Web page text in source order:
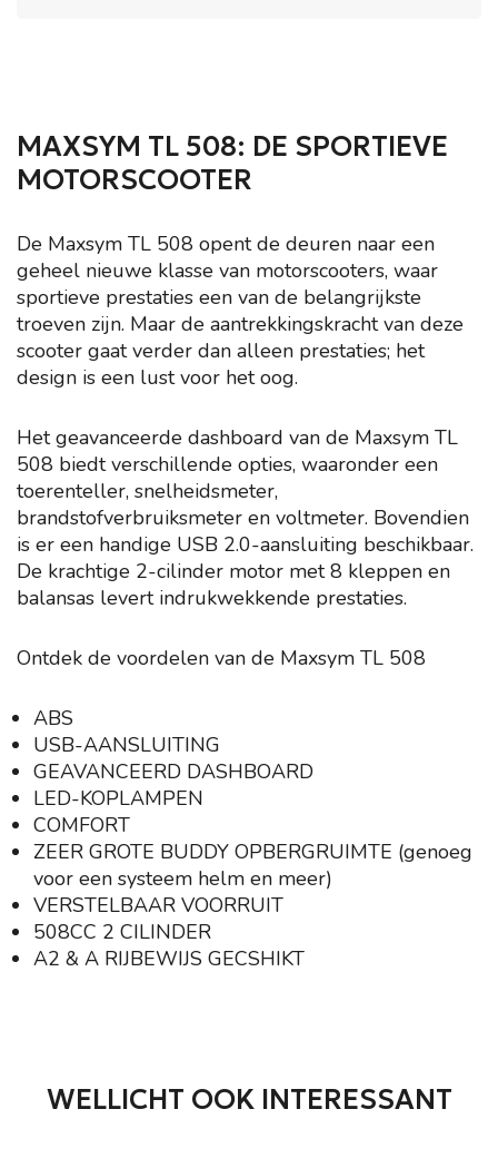
MAXSYM TL 508: DE SPORTIEVE
MOTORSCOOTER
De Maxsym TL 508 opent de deuren naar een
geheel nieuwe klasse van motorscooters, waar
sportieve prestaties een van de belangrijkste
troeven zijn. Maar de aantrekkingskracht van deze
scooter gaat verder dan alleen prestaties; het
design is een lust voor het oog.
Het geavanceerde dashboard van de Maxsym TL
508 biedt verschillende opties, waaronder een
toerenteller, snelheidsmeter,
brandstofverbruiksmeter en voltmeter. Bovendien
is er een handige USB 2.0-aansluiting beschikbaar.
De krachtige 2-cilinder motor met 8 kleppen en
balansas levert indrukwekkende prestaties.
Ontdek de voordelen van de Maxsym TL 508
ABS
USB-AANSLUITING
GEAVANCEERD DASHBOARD
LED-KOPLAMPEN
COMFORT
ZEER GROTE BUDDY OPBERGRUIMTE (genoeg
voor een systeem helm en meer)
VERSTELBAAR VOORRUIT
508CC 2 CILINDER
A2 & A RIJBEWIJS GECSHIKT
WELLICHT OOK INTERESSANT